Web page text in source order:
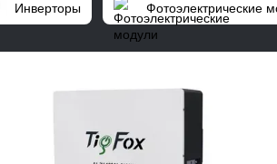
Инверторы Фотоэлектрические